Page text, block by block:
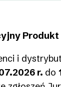
Produkt
i
r. do